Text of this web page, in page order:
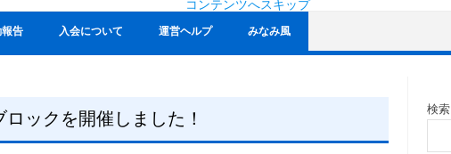
コンテンツへスキップ
告 入会について 運営ヘルプ みなみ風
ックを開催しました！
検索